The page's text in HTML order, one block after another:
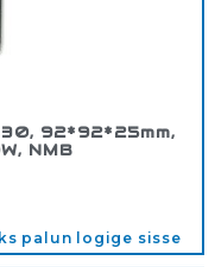
92*92*25mm,
NMB
palun logige sisse